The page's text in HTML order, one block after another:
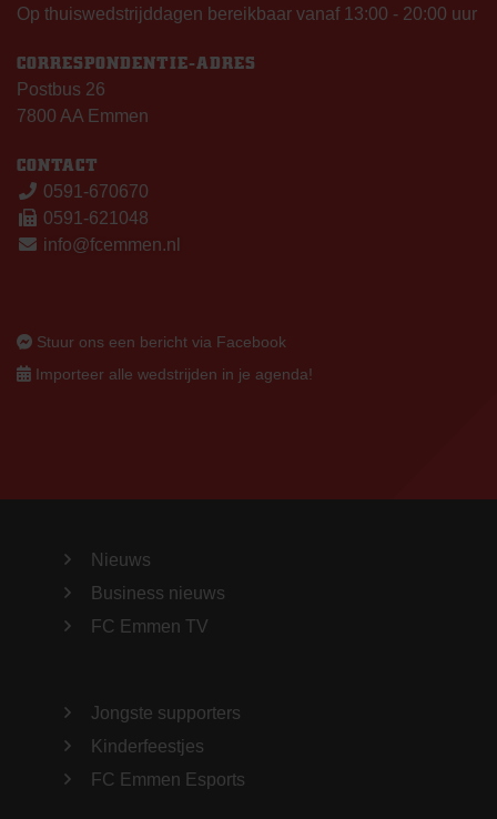
Op thuiswedstrijddagen bereikbaar vanaf 13:00 - 20:00 uur
CORRESPONDENTIE-ADRES
Postbus 26
7800 AA Emmen
CONTACT
0591-670670
0591-621048
info@fcemmen.nl
Stuur ons een bericht via Facebook
Importeer alle wedstrijden in je agenda!
Nieuws
Business nieuws
FC Emmen TV
Jongste supporters
Kinderfeestjes
FC Emmen Esports